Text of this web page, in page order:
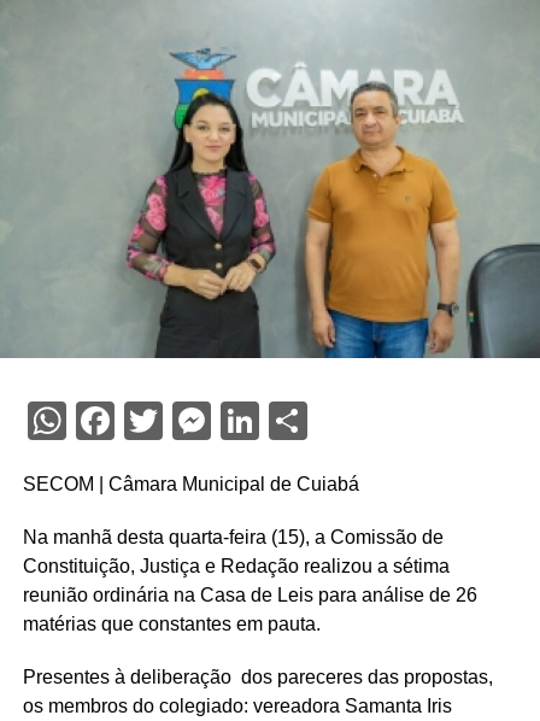
WhatsApp
Facebook
Twitter
Messenger
LinkedIn
Share
SECOM | Câmara Municipal de Cuiabá
Na manhã desta quarta-feira (15), a Comissão de
Constituição, Justiça e Redação realizou a sétima
reunião ordinária na Casa de Leis para análise de 26
matérias que constantes em pauta.
Presentes à deliberação dos pareceres das propostas,
os membros do colegiado: vereadora Samanta Iris